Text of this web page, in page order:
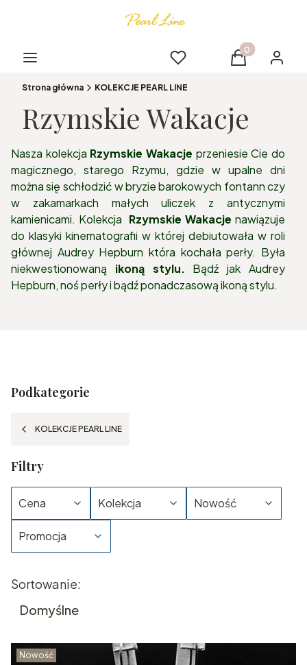
Menu Ulubione Produkty w
Koszyk
Strona główna KOLEKCJE PEARL LINE
Rzymskie Wakacje
Nasza kolekcja Rzymskie Wakacje przeniesie Cie do
magicznego, starego Rzymu, gdzie w upalne dni
można się schłodzić w bryzie barokowych fontann czy
w zakamarkach małych uliczek z antycznymi
kamienicami. Kolekcja Rzymskie Wakacje nawiązuje
do klasyki kinematografii w której debiutowała w roli
głównej Audrey Hepburn która kochała perły. Była
niekwestionowaną ikoną stylu. Bądź jak Audrey
Hepburn, noś perły i bądź ponadczasową ikoną stylu.
Podkategorie
KOLEKCJE PEARL LINE
Filtry
Cena Kolekcja Nowość
Promocja
Lista produktów
Sortowanie:
Domyślne
Nowość